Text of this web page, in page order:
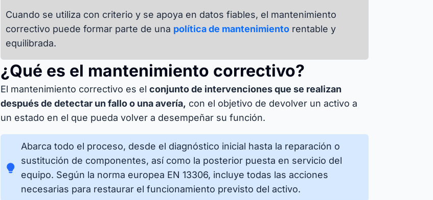
Cuando se utiliza con criterio y se apoya en datos fiables, el mantenimiento
correctivo puede formar parte de una política de mantenimiento rentable y
equilibrada.
¿Qué es el mantenimiento correctivo?
El mantenimiento correctivo es el conjunto de intervenciones que se realizan
después de detectar un fallo o una avería, con el objetivo de devolver un activo a
un estado en el que pueda volver a desempeñar su función.
Abarca todo el proceso, desde el diagnóstico inicial hasta la reparación o
sustitución de componentes, así como la posterior puesta en servicio del
equipo. Según la norma europea EN 13306, incluye todas las acciones
necesarias para restaurar el funcionamiento previsto del activo.